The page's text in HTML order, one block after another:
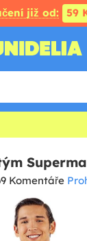
již od: 59
Komentáře